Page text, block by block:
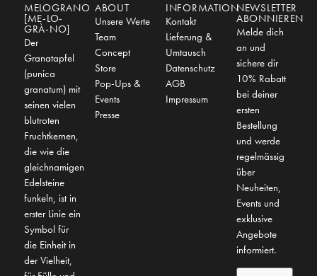
MELOGRANO
[ME-LO-
GRÀ-NO]
Der
Granatapfel
(punica
granatum) mit
seinen vielen
blutroten
Fruchtkernen,
die wie die
gleichnamigen
Edelsteine
funkeln, ist in
erster Linie ein
Symbol für
die Einheit in
der Vielheit,
ABOUT
Unsere Werte
Team
Concept
Store
Pop-Ups &
Events
Presse
INFORMATION
Kontakt
Lieferung &
Umtausch
Datenschutz
AGB
Impressum
NEWSLETTER
ABONNIEREN
Melde dich
an und
sichere dir
10% Rabatt
bei deiner
ersten
Bestellung
und werde
regelmässig
über
Neuheiten,
Events und
exklusive
Angebote
informiert.